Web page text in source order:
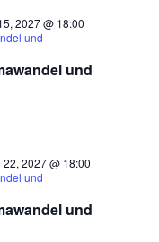
und
2027 @ 18:00
und
und
22, 2027 @ 18:00
und